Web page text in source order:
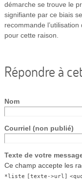
démarche se trouve le
signifiante par ce biais
recommande
pour cette raison.
Répondre à
Nom
Courriel (non publié)
Texte de votre
Ce champ accepte les
*liste [texte->url]